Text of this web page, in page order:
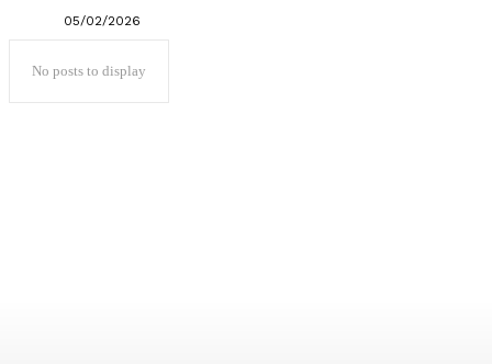
05/02/2026
No posts to display